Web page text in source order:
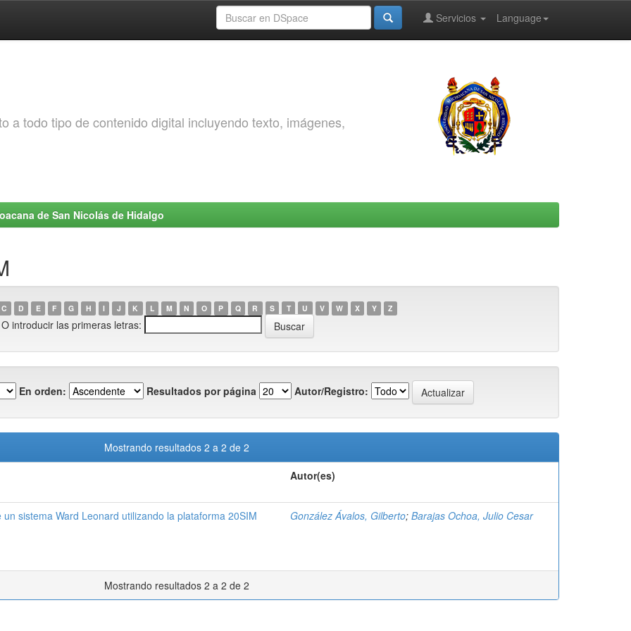
Language
Servicios
a todo tipo de contenido digital incluyendo texto, imágenes,
de San Nicolás de Hidalgo
C D E F G H I J K L M N O P Q R S T U V W X Y Z
O introducir las primeras letras:
En orden: Resultados por página Autor/Registro:
Mostrando resultados 2 a 2 de 2
Autor(es)
sistema Ward Leonard utilizando la plataforma 20SIM González Ávalos, Gilberto; Barajas Ochoa, Julio Cesar
Mostrando resultados 2 a 2 de 2